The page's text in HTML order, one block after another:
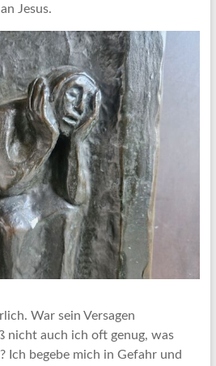
Jesus.
War sein Versagen
nicht auch ich oft genug, was
Ich begebe mich in Gefahr und